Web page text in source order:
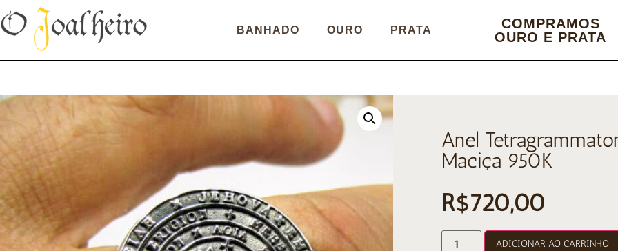
BANHADO OURO PRATA
COMPRAMOS
OURO E PRATA
Anel
Maciça 950K
R$720,00
ADICIONAR AO CARRINHO